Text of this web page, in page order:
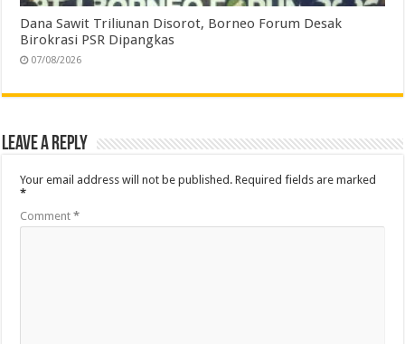
Dana Sawit Triliunan Disorot, Borneo Forum Desak
Birokrasi PSR Dipangkas
07/08/2026
Leave a Reply
Your email address will not be published. Required fields are marked
*
Comment*